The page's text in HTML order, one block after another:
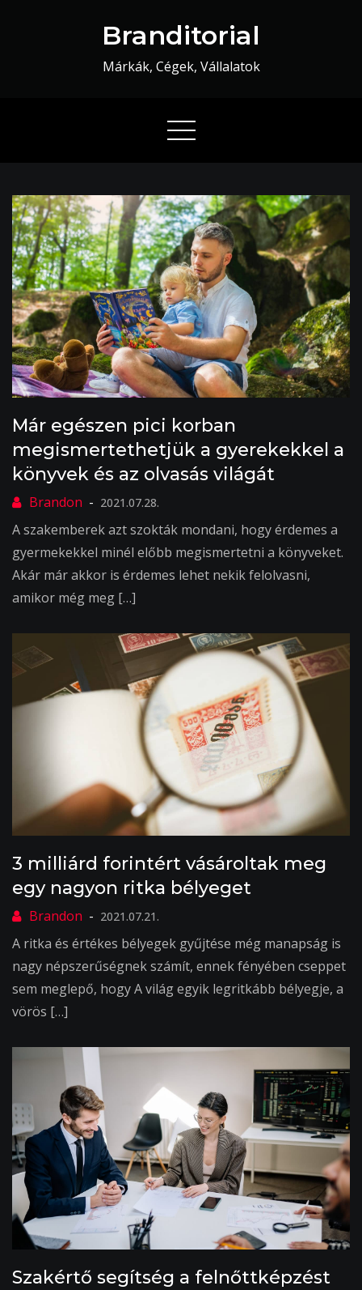
Branditorial
Márkák, Cégek, Vállalatok
Már egészen pici korban
megismertethetjük a gyerekekkel a
könyvek és az olvasás világát
2021.07.28.
A szakemberek azt szokták mondani, hogy érdemes a
gyermekekkel minél előbb megismertetni a könyveket.
Akár már akkor is érdemes lehet nekik felolvasni,
amikor még meg […]
3 milliárd forintért vásároltak meg
egy nagyon ritka bélyeget
2021.07.21.
A ritka és értékes bélyegek gyűjtése még manapság is
nagy népszerűségnek számít, ennek fényében cseppet
sem meglepő, hogy A világ egyik legritkább bélyegje, a
vörös […]
Szakértő segítség a felnőttképzést